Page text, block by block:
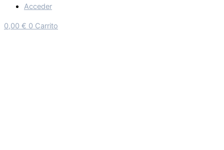
Acceder
0,00 € 0 Carrito